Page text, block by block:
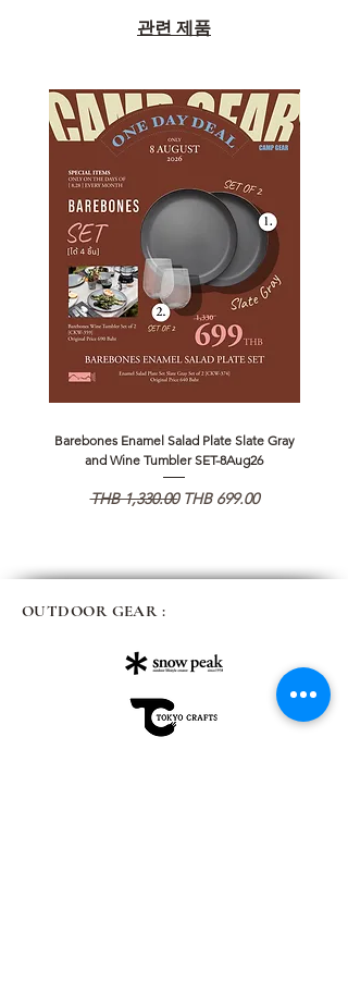
관련 제품
Barebones Enamel Salad Plate Slate Gray
and Wine Tumbler SET-8Aug26
일반가
THB 1,330.00 할인가
THB 699.00
OUTDOOR GEAR :